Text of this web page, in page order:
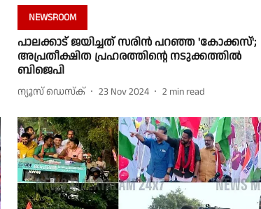
NEWSROOM
പാലക്കാട് ജയിച്ചത് സരിന്‍ പറഞ്ഞ 'കോക്കസ്';
അപ്രതീക്ഷിത പ്രഹരത്തിന്റെ നടുക്കത്തില്‍
ബിജെപി
ന്യൂസ് ഡെസ്ക് 23 Nov 2024 2 min read